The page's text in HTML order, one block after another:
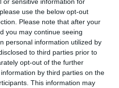
use the below opt-out
Please note that after your
you may continue seeing
personal information utilized by
to third parties prior to
opt-out of the further
by third parties on the
This information may
ως προτεινόμενη
στην Google